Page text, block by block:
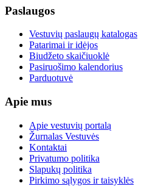
Paslaugos
Vestuvių paslaugų katalogas
Patarimai ir idėjos
Biudžeto skaičiuoklė
Pasiruošimo kalendorius
Parduotuvė
Apie mus
Apie vestuvių portalą
Žurnalas Vestuvės
Kontaktai
Privatumo politika
Slapukų politika
Pirkimo sąlygos ir taisyklės